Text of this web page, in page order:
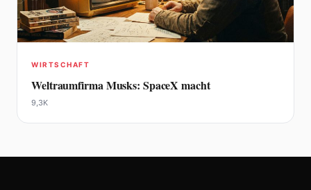
WIRTSCHAFT
Weltraumfirma Musks: SpaceX macht
9,3K